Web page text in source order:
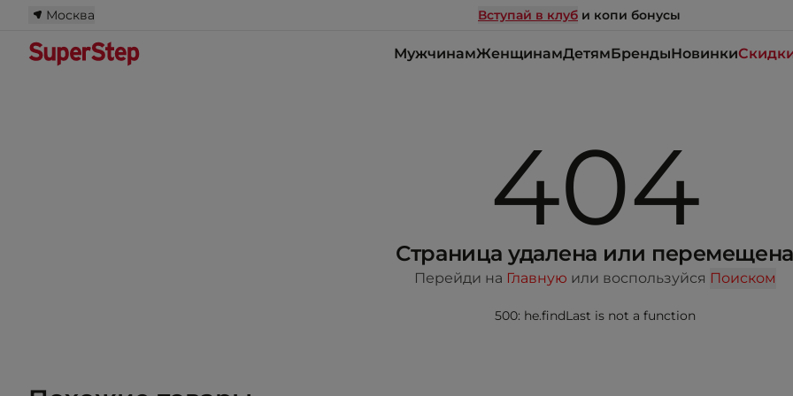
Москва Вступай в клуб и копи бонусы
МужчинамЖенщинамДетямБрендыНовинки
404
Страница удалена или перемещена
Перейди на Главную или воспользуйся Поиском
500: he.findLast is not a function